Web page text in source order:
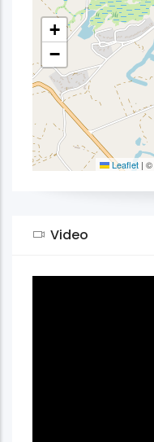
+
−
Leaflet | ©
Video